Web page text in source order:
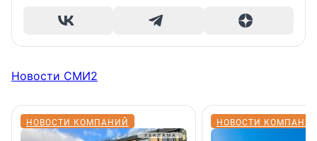
Новости СМИ2
НОВОСТИ КОМПАНИЙ НОВОСТИ